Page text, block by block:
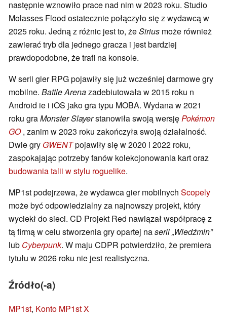
następnie wznowiło prace nad nim w 2023 roku. Studio
Molasses Flood ostatecznie połączyło się z wydawcą w
2025 roku. Jedną z różnic jest to, żeSirius może również
zawierać tryb dla jednego gracza i jest bardziej
prawdopodobne, że trafi na konsole.
W serii gier RPG pojawiły się już wcześniej darmowe gry
mobilne. Battle Arenazadebiutowała w 2015 roku n
Android ie i iOS jako gra typu MOBA. Wydana w 2021
roku graMonster Slayerstanowiła swoją wersjęPokémon
GO, zanim w 2023 roku zakończyła swoją działalność.
Dwie gry GWENTpojawiły się w 2020 i 2022 roku,
zaspokajając potrzeby fanów kolekcjonowania kart oraz
budowania talii w stylu roguelike.
MP1st podejrzewa, że wydawca gier mobilnych Scopely
może być odpowiedzialny za najnowszy projekt, który
wyciekł do sieci. CD Projekt Red nawiązał współpracę z
tą firmą w celu stworzenia gry opartej naserii „Wiedźmin”
lub Cyberpunk. W maju CDPR potwierdziło, że premiera
tytułu w 2026 roku nie jest realistyczna.
Źródło(-a)
MP1st, Konto MP1st X